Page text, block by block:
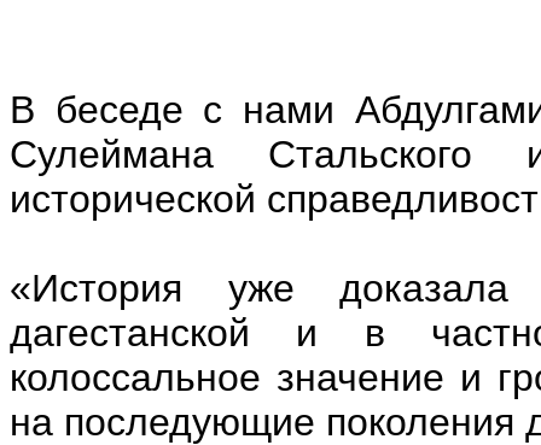
В беседе с нами
Сулеймана Стальского
исторической
«История уже
дагестанской и в
колоссальное значение и
на последующие поколения